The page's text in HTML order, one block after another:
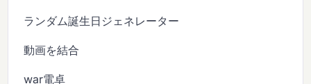
ランダム誕生日ジェネレーター
動画を結合
war電卓